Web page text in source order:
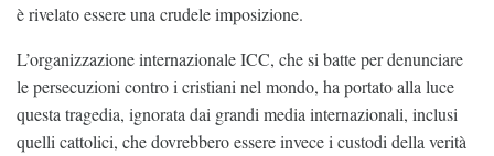
è rivelato essere una crudele imposizione.
L’organizzazione internazionale ICC, che si batte per denunciare
le persecuzioni contro i cristiani nel mondo, ha portato alla luce
questa tragedia, ignorata dai grandi media internazionali, inclusi
quelli cattolici, che dovrebbero essere invece i custodi della verità